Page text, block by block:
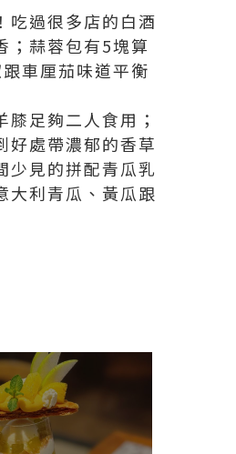
吃過很多店的白酒
；蒜蓉包有5塊算
車厘茄味道平衡
足夠二人食用；
好處帶濃郁的香草
少見的拼配青瓜乳
大利青瓜、黃瓜跟